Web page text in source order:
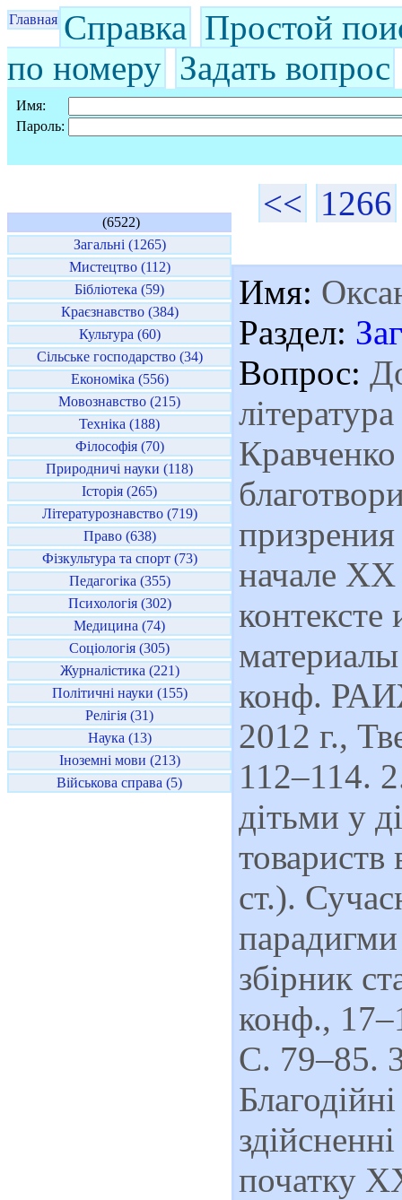
Главная Справка Простой
по номеру Задать вопрос
Имя:
Пароль:
(6522)
Загальні (1265)
Мистецтво (112)
Бібліотека (59)
Краєзнавство (384)
Культура (60)
Сільське господарство (34)
Економіка (556)
Мовознавство (215)
Техніка (188)
Філософія (70)
Природничі науки (118)
Історія (265)
Літературознавство (719)
Право (638)
Фізкультура та спорт (73)
Педагогіка (355)
Психологія (302)
Медицина (74)
Соціологія (305)
Журналістика (221)
Політичні науки (155)
Релігія (31)
Наука (13)
Іноземні мови (213)
Військова справа (5)
<< 1266
Имя:
Раздел:
Вопрос:
начале
конф.
2012 г.,
112–114.
дітьми у
ст.).
парадигми
збірник
конф.,
С. 79–85.
початку